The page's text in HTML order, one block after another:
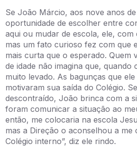
Se João Márcio, aos nove anos de
oportunidade de escolher entre
aqui ou mudar de escola, ele,
mas um fato curioso fez com que
mais curta que o esperado. Quem
de idade não imagina que, quando
muito levado. As bagunças que
motivaram sua saída do Colégio.
descontraído, João brinca com a
foram comunicar a situação ao
então, me colocaria na escola
mas a Direção o aconselhou a me
Colégio interno”, diz ele rindo.